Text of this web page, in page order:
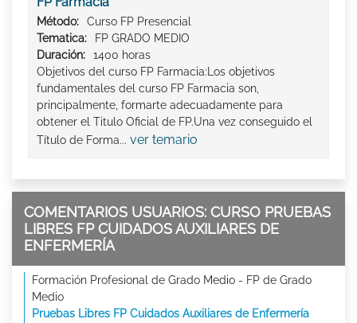
Método:
Curso FP Presencial
Tematica:
FP GRADO MEDIO
Duración:
1400 horas
Objetivos del curso FP Farmacia:Los objetivos
fundamentales del curso FP Farmacia son,
principalmente, formarte adecuadamente para
obtener el Titulo Oficial de FP.Una vez conseguido el
Título de Forma... ver temario
COMENTARIOS USUARIOS: CURSO PRUEBAS
LIBRES FP CUIDADOS AUXILIARES DE
ENFERMERÍA
Formación Profesional de Grado Medio - FP de Grado
Medio
Pruebas Libres FP Cuidados Auxiliares de Enfermería